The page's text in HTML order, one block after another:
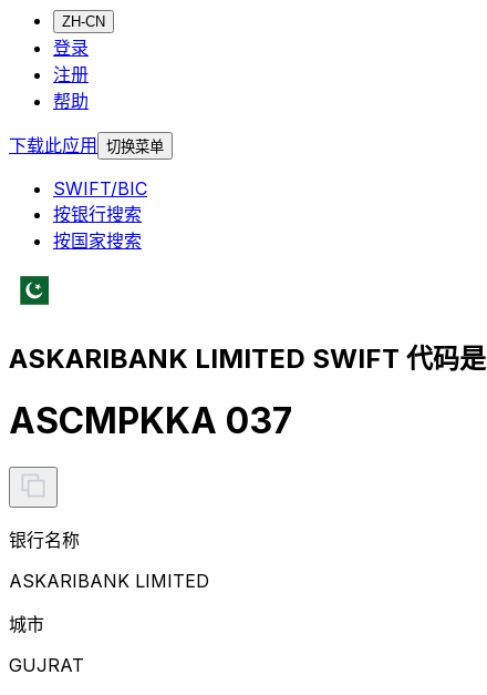
ZH-CN
登录
注册
帮助
下载此应用 切换菜单
SWIFT/BIC
按银行搜索
按国家搜索
ASKARIBANK LIMITED SWIFT 代码是
ASCMPKKA 037
银行名称
ASKARIBANK LIMITED
城市
GUJRAT